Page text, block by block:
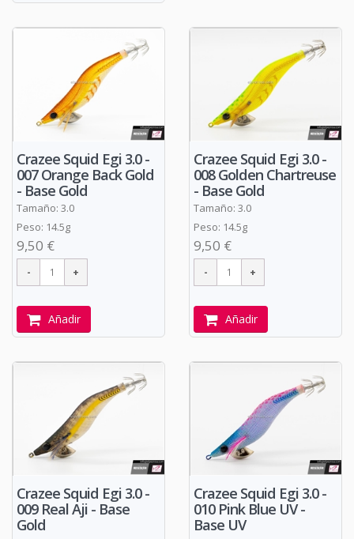
Crazee Squid Egi 3.0 -
007 Orange Back Gold
- Base Gold
Tamaño: 3.0
Peso: 14.5g
9,50 €
Añadir
Crazee Squid Egi 3.0 -
008 Golden Chartreuse
- Base Gold
Tamaño: 3.0
Peso: 14.5g
9,50 €
Añadir
Crazee Squid Egi 3.0 -
009 Real Aji - Base
Gold
Crazee Squid Egi 3.0 -
010 Pink Blue UV -
Base UV